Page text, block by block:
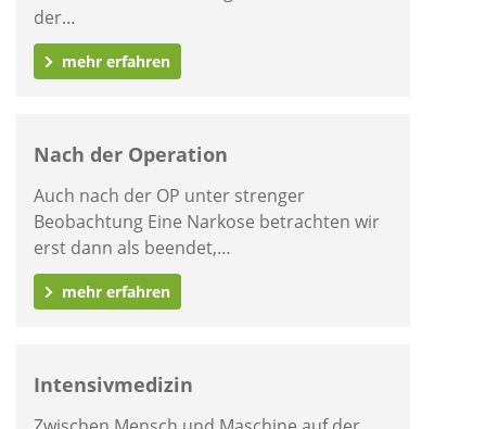
der…
mehr erfahren
Nach der Operation
Auch nach der OP unter strenger
Beobachtung Eine Narkose betrachten wir
erst dann als beendet,…
mehr erfahren
Intensivmedizin